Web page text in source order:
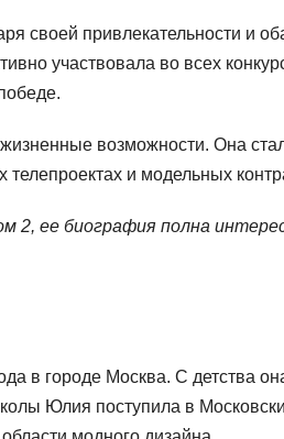
своей привлекательности и
участвовала во всех
возможности. Она
и модельных
2, ее биография полна
в городе Москва. С детства
Юлия поступила в